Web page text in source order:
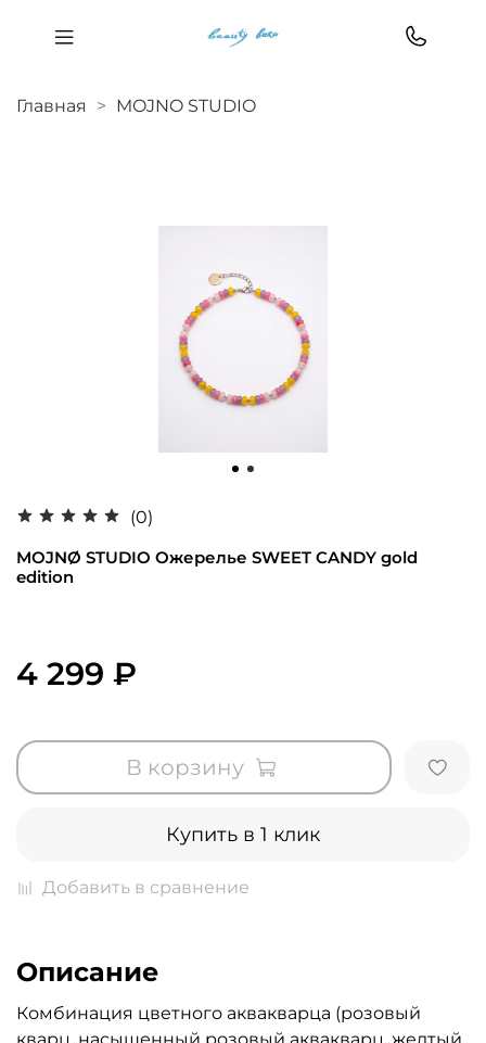
Главная MOJNO STUDIO
(0)
MOJNØ STUDIO Ожерелье SWEET CANDY gold
edition
4 299 ₽
В корзину
Купить в 1 клик
Добавить в сравнение
Описание
Комбинация цветного аквакварца (розовый